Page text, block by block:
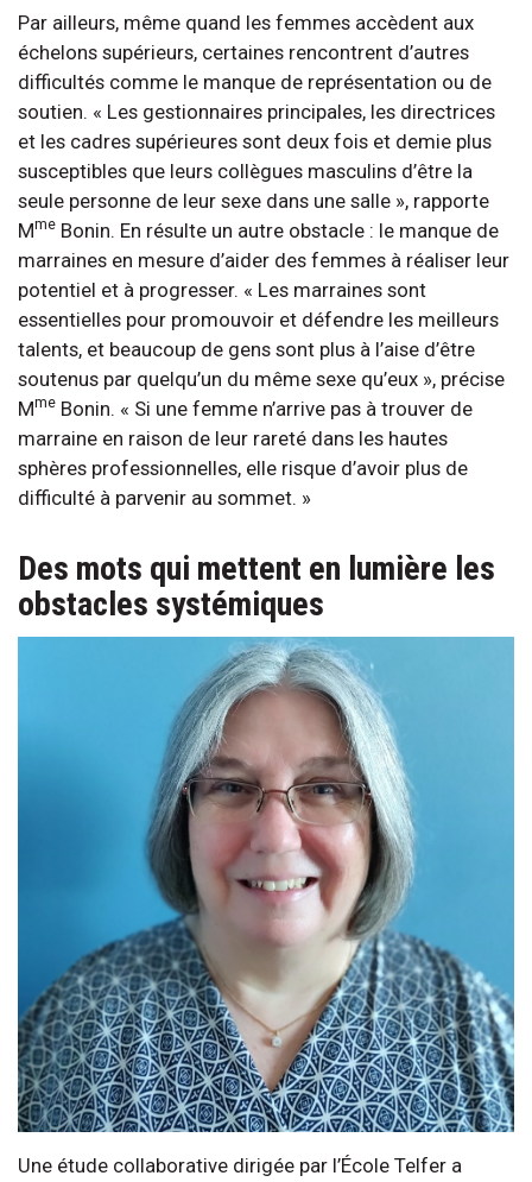
Par ailleurs, même quand les femmes accèdent aux
échelons supérieurs, certaines rencontrent d’autres
difficultés comme le manque de représentation ou de
soutien. « Les gestionnaires principales, les directrices
et les cadres supérieures sont deux fois et demie plus
susceptibles que leurs collègues masculins d’être la
seule personne de leur sexe dans une salle », rapporte
Mme Bonin. En résulte un autre obstacle : le manque de
marraines en mesure d’aider des femmes à réaliser leur
potentiel et à progresser. « Les marraines sont
essentielles pour promouvoir et défendre les meilleurs
talents, et beaucoup de gens sont plus à l’aise d’être
soutenus par quelqu’un du même sexe qu’eux », précise
Mme Bonin. « Si une femme n’arrive pas à trouver de
marraine en raison de leur rareté dans les hautes
sphères professionnelles, elle risque d’avoir plus de
difficulté à parvenir au sommet. »
Des mots qui mettent en lumière les
obstacles systémiques
Une étude collaborative dirigée par l’École Telfer a